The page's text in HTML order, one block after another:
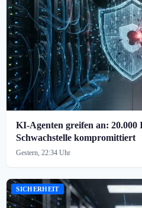
KI-Agenten greifen an:
Schwachstelle kompromittiert
Gestern, 22:34 Uhr
SICHERHEIT